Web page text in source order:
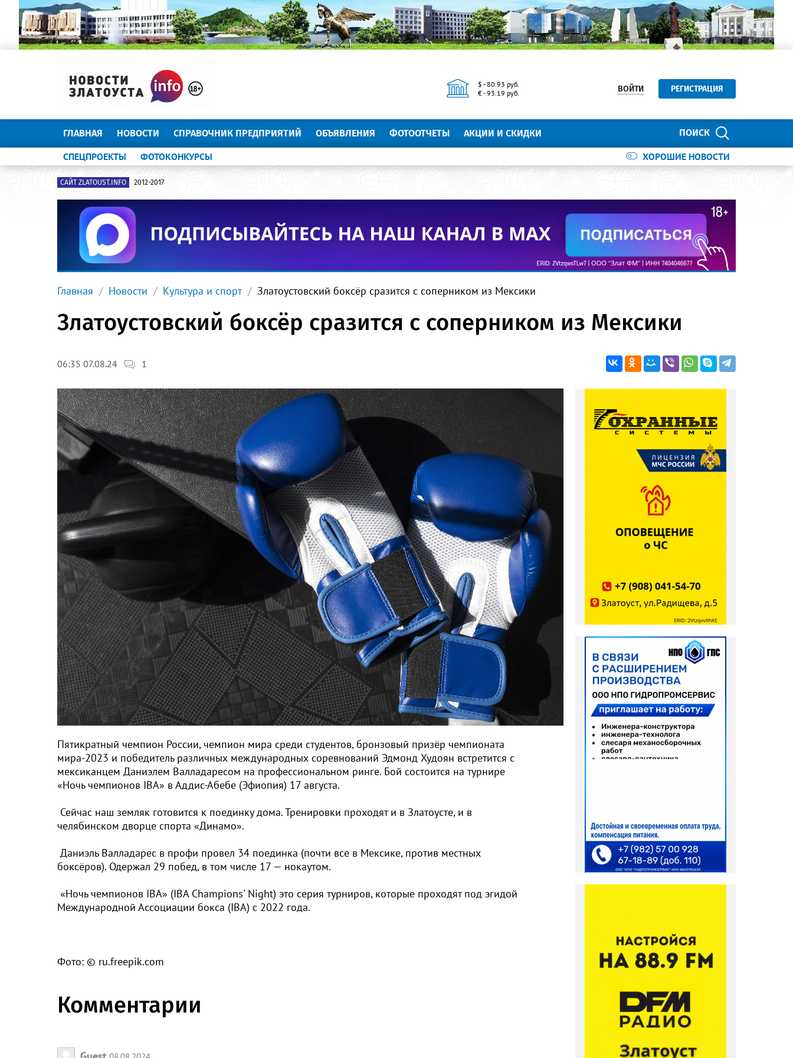
$ - 80.93 руб.
€ - 93.19 руб.
ВОЙТИ РЕГИСТРАЦИЯ
ПОИСК
ГЛАВНАЯ НОВОСТИ СПРАВОЧНИК ПРЕДПРИЯТИЙ ОБЪЯВЛЕНИЯ ФОТООТЧЕТЫ АКЦИИ И СКИДКИ
ХОРОШИЕ НОВОСТИ
СПЕЦПРОЕКТЫ ФОТОКОНКУРСЫ
САЙТ ZLATOUST.INFO 2012-2017
Главная Новости Культура и спорт Златоустовский боксёр сразится с соперником из Мексики
Златоустовский боксёр сразится с соперником из Мексики
06:35 07.08.24 1
Пятикратный чемпион России, чемпион мира среди студентов, бронзовый призёр чемпионата
мира-2023 и победитель различных международных соревнований Эдмонд Худоян встретится с
мексиканцем Даниэлем Валладаресом на профессиональном ринге. Бой состоится на турнире
«Ночь чемпионов IBA» в Аддис-Абебе (Эфиопия) 17 августа.
Сейчас наш земляк готовится к поединку дома. Тренировки проходят и в Златоусте, и в
челябинском дворце спорта «Динамо».
Даниэль Валладарес в профи провел 34 поединка (почти все в Мексике, против местных
боксёров). Одержал 29 побед, в том числе 17 — нокаутом.
«Ночь чемпионов IBA» (IBA Champions' Night) это серия турниров, которые проходят под эгидой
Международной Ассоциации бокса (IBA) с 2022 года.
Фото: © ru.freepik.com
Комментарии